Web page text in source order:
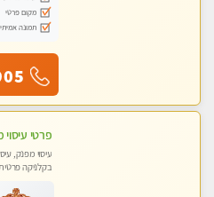
מקום פרטי
תמונה
פרטי עיסוי
עיסוי מפנק,
בקלניקה